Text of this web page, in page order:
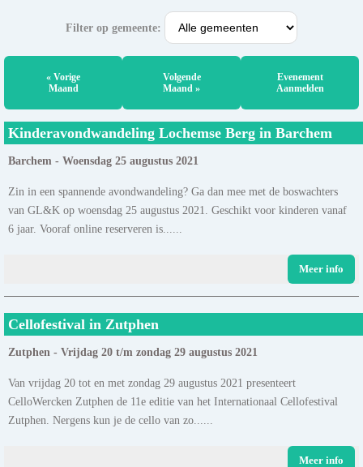
Filter op gemeente:
« Vorige
Maand
Volgende
Maand »
Evenement
Aanmelden
Kinderavondwandeling Lochemse Berg in Barchem
Barchem - Woensdag 25 augustus 2021
Zin in een spannende avondwandeling? Ga dan mee met de boswachters
van GL&K op woensdag 25 augustus 2021. Geschikt voor kinderen vanaf
6 jaar. Vooraf online reserveren is......
Meer info
Cellofestival in Zutphen
Zutphen - Vrijdag 20 t/m zondag 29 augustus 2021
Van vrijdag 20 tot en met zondag 29 augustus 2021 presenteert
CelloWercken Zutphen de 11e editie van het Internationaal Cellofestival
Zutphen. Nergens kun je de cello van zo......
Meer info